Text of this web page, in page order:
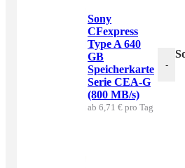
Sony
CFexpress
Type A 640
GB
Speicherkarte
Serie CEA-G
(800 MB/s)
ab 6,71 € pro Tag
-